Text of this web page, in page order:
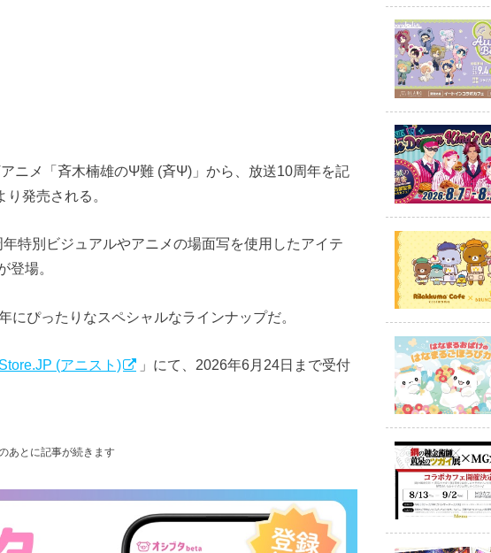
ニメ「斉木楠雄のΨ難 (斉Ψ)」から、放送10周年を記
発売される。
特別ビジュアルやアニメの場面写を使用したアイテ
登場。
ぴったりなスペシャルなラインナップだ。
(アニスト) 」にて、2026年6月24日まで受付
あとに記事が続きます